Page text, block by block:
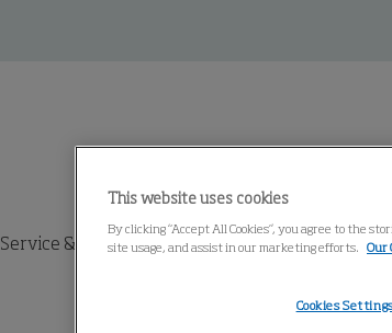
Service & Ersatzteile Knowledge Center
This website uses cookies
By clicking “Accept All Cookies”, you agree to the
site usage, and assist in our marketing efforts.
Our
Cookies